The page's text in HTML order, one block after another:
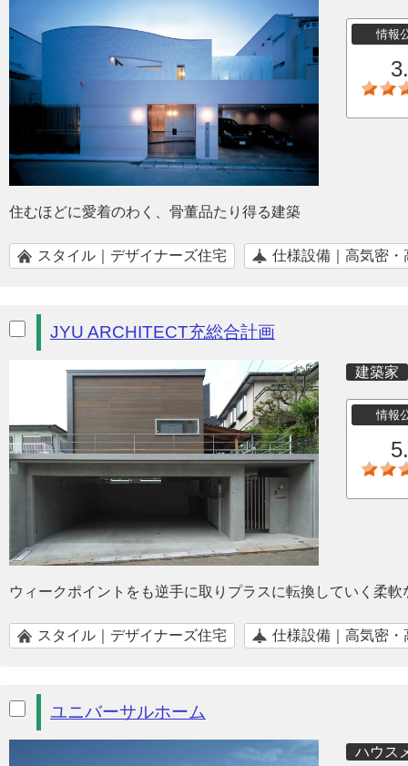
情報
住むほどに愛着のわく、骨董品たり得る建築
スタイル｜デザイナーズ住宅 仕様設備｜高気密・
JYU ARCHITECT充総合計画
建築家
情報
ウィークポイントをも逆手に取りプラスに転換していく柔
スタイル｜デザイナーズ住宅 仕様設備｜高気密・
ユニバーサルホーム
ハウス